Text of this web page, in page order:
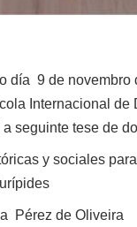
día 9 de novembro
Internacional de
seguinte tese de
y sociales
Pérez de Oliveira